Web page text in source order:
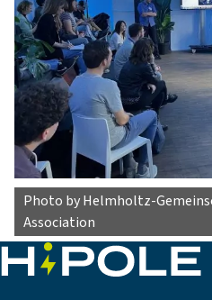
Photo by Helmholtz-
Association